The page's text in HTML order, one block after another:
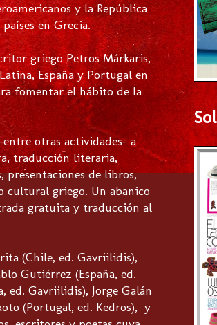
y la República
en Grecia.
griego Petros Márkaris,
España y Portugal en
fomentar el hábito de la
entre otras actividades- a
traducción literaria,
presentaciones de libros,
cultural griego. Un abanico
gratuita y traducción al
(Chile, ed. Gavriilidis),
Gutiérrez (España, ed.
ed. Gavriilidis), Jorge Galán
(Portugal, ed. Kedros), y